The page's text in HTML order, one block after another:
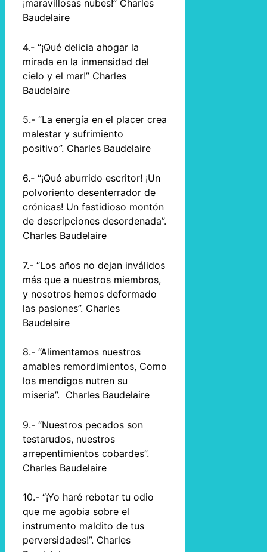
¡maravillosas nubes!” Charles
Baudelaire
4.- “¡Qué delicia ahogar la
mirada en la inmensidad del
cielo y el mar!” Charles
Baudelaire
5.- “La energía en el placer crea
malestar y sufrimiento
positivo”. Charles Baudelaire
6.- “¡Qué aburrido escritor! ¡Un
polvoriento desenterrador de
crónicas! Un fastidioso montón
de descripciones desordenada”.
Charles Baudelaire
7.- “Los años no dejan inválidos
más que a nuestros miembros,
y nosotros hemos deformado
las pasiones”. Charles
Baudelaire
8.- “Alimentamos nuestros
amables remordimientos, Como
los mendigos nutren su
miseria”. Charles Baudelaire
9.- “Nuestros pecados son
testarudos, nuestros
arrepentimientos cobardes”.
Charles Baudelaire
10.- “¡Yo haré rebotar tu odio
que me agobia sobre el
instrumento maldito de tus
perversidades!”. Charles